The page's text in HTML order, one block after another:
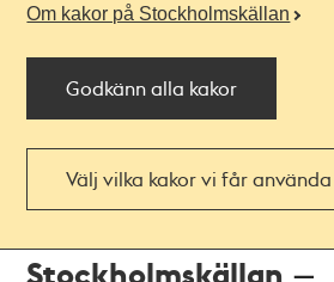
Om kakor på Stockholmskällan
Godkänn alla kakor
Välj vilka kakor vi får använda
Stockholmskällan